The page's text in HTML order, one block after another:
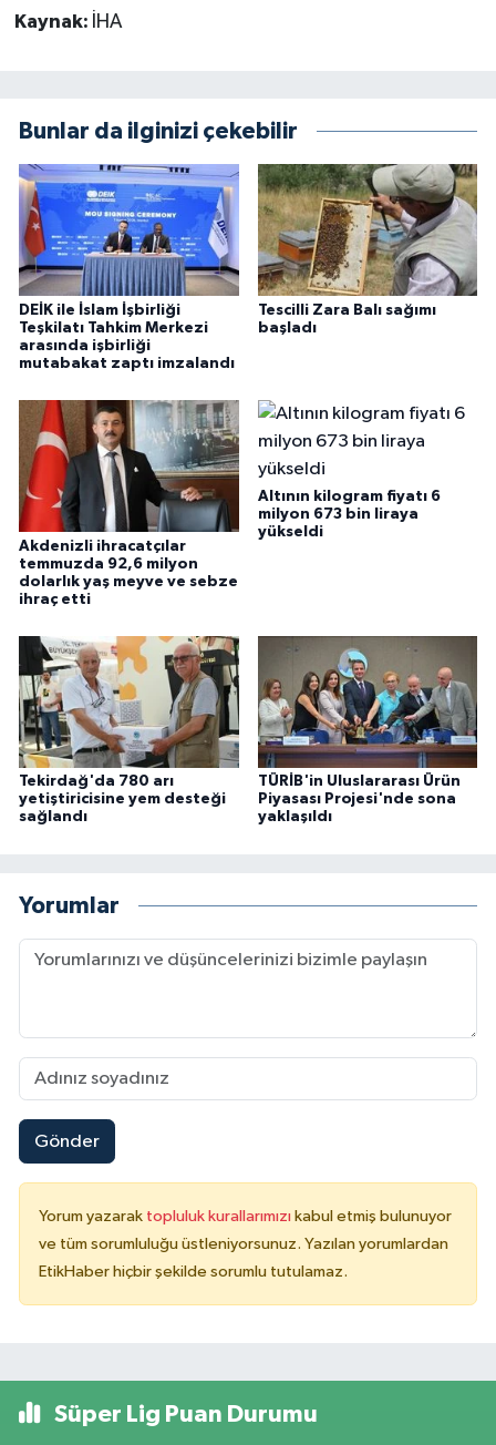
Kaynak: İHA
Bunlar da ilginizi çekebilir
DEİK ile İslam İşbirliği
Teşkilatı Tahkim Merkezi
arasında işbirliği
mutabakat zaptı imzalandı
Tescilli Zara Balı sağımı
başladı
Akdenizli ihracatçılar
temmuzda 92,6 milyon
dolarlık yaş meyve ve sebze
ihraç etti
Altının kilogram fiyatı 6
milyon 673 bin liraya
yükseldi
Tekirdağ'da 780 arı
yetiştiricisine yem desteği
sağlandı
TÜRİB'in Uluslararası Ürün
Piyasası Projesi'nde sona
yaklaşıldı
Yorumlar
Gönder
Yorum yazarak topluluk kurallarımızı kabul etmiş bulunuyor
ve tüm sorumluluğu üstleniyorsunuz. Yazılan yorumlardan
EtikHaber hiçbir şekilde sorumlu tutulamaz.
Süper Lig Puan Durumu